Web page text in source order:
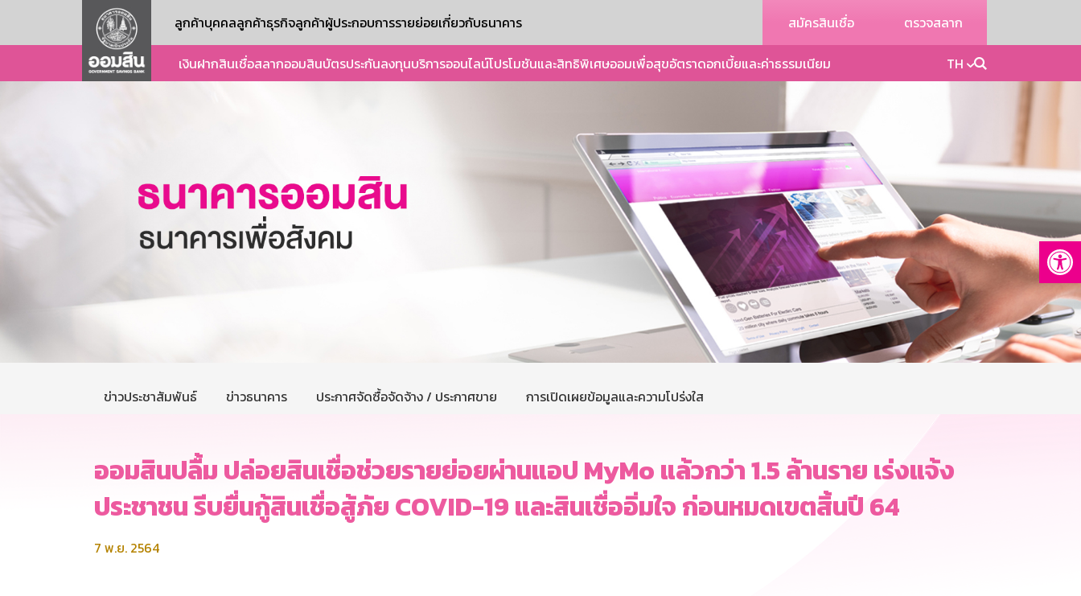
ลูกค้าบุคคลลูกค้าธุรกิจลูกค้าผู้ประกอบการรายย่อยเกี่ยวกับธนาคาร สมัครสินเชื่อ ตรวจสลาก
เงินฝากสินเชื่อสลากออมสินบัตรประกันลงทุนบริการออนไลน์โปรโมชันและสิทธิพิเศษออมเพื่อสุขอัตราดอกเบี้ยและค่าธรรมเนียม TH
ข่าวประชาสัมพันธ์ ข่าวธนาคาร ประกาศจัดซื้อจัดจ้าง / ประกาศขาย การเปิดเผยข้อมูลและความโปร่งใส
ออมสินปลื้ม ปล่อยสินเชื่อช่วยรายย่อยผ่านแอป MyMo แล้วกว่า 1.5 ล้านราย เร่งแจ้ง
ประชาชน รีบยื่นกู้สินเชื่อสู้ภัย COVID-19 และสินเชื่ออิ่มใจ ก่อนหมดเขตสิ้นปี 64
7 พ.ย. 2564